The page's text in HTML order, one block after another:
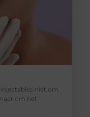
niet om
om het